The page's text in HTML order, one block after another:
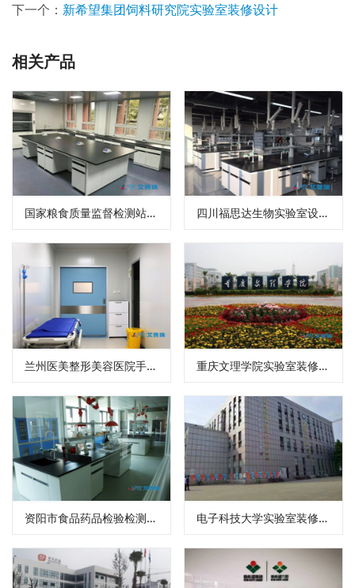
下一个： 新希望集团饲料研究院实验室装修设计
相关产品
国家粮食质量监督检测站实验室装修设计 四川福思达生物实验室设计装修
兰州医美整形美容医院手术室装修设计 重庆文理学院实验室装修设计效果图
资阳市食品药品检验检测中心实验室装修设计 电子科技大学实验室装修设计